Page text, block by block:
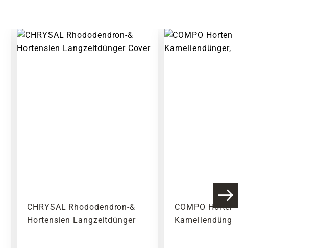
CHRYSAL Rhododendron-&
Hortensien Langzeitdünger
COMPO Hortensien-&
Kameliendünger, 1 L